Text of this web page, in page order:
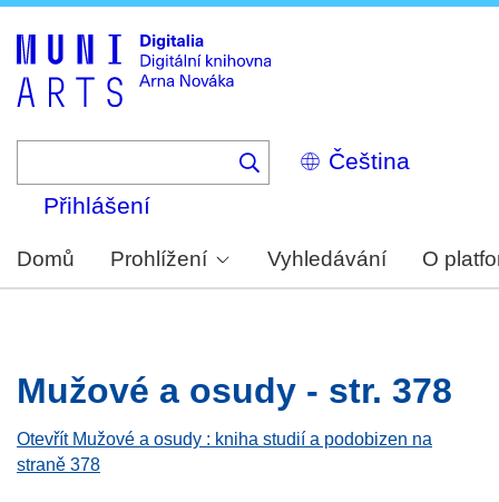
Select
your
Přihlášení
Domů Prohlížení Vyhledávání O
Mužové a osudy - str. 378
Otevřít Mužové a osudy : kniha studií a podobizen na
straně 378